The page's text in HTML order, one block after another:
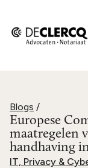
Blogs /
Europese
maatregelen
handhaving
IT, Privacy &